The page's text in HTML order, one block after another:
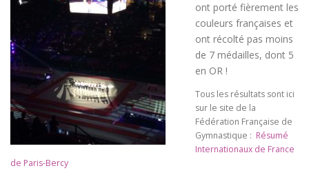
ont porté fièrement les
couleurs françaises et
ont récolté pas moins
de 7 médailles, dont 5
en OR !
Tous les résultats sont ici
sur le site de la
Fédération Française de
Gymnastique : Résumé
Internationaux de France
de Paris-Bercy